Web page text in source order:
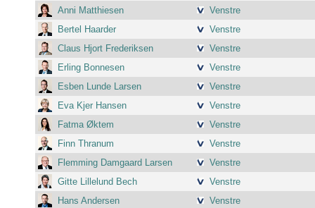
Anni Matthiesen
Venstre
Bertel Haarder
Venstre
Claus Hjort Frederiksen
Venstre
Erling Bonnesen
Venstre
Esben Lunde Larsen
Venstre
Eva Kjer Hansen
Venstre
Fatma Øktem
Venstre
Finn Thranum
Venstre
Flemming Damgaard Larsen
Venstre
Gitte Lillelund Bech
Venstre
Hans Andersen
Venstre